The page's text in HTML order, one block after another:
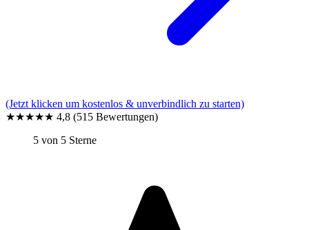
(Jetzt klicken um kostenlos & unverbindlich zu starten)
★★★★★ 4,8 (515 Bewertungen)
5 von 5 Sterne